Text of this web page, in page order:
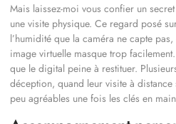
Mais laissez-moi vous confier un
une visite physique. Ce regard posé
l’humidité que la caméra ne capte
image virtuelle masque trop
que le digital peine à restituer.
déception, quand leur visite à distance
peu agréables une fois les clés en